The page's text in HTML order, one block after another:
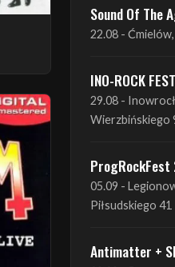
INO-ROCK
29.08 -
ProgRockFest
05.09 -
Antimatter +
09.09 - Poznań,
Amelia